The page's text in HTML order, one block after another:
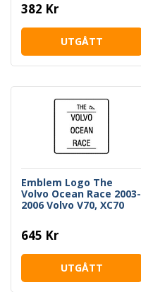
382 Kr
UTGÅTT
Emblem Logo The
Volvo Ocean Race 2003-
2006 Volvo V70, XC70
645 Kr
UTGÅTT